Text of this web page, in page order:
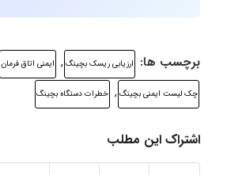
برچسب ها: ارزیابی ریسک بچینگ , ايمنی اتاق فرمان
چک لیست ایمنی بچینگ , خطرات دستگاه بچینگ
اشتراک این مطلب